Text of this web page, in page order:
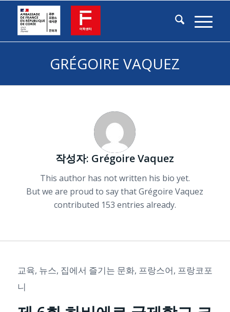
GRÉGOIRE VAQUEZ
작성자: Grégoire Vaquez
This author has not written his bio yet.
But we are proud to say thatGrégoire Vaquez
contributed 153 entries already.
교육, 뉴스, 집에서 즐기는 문화, 프랑스어, 프랑코포
니